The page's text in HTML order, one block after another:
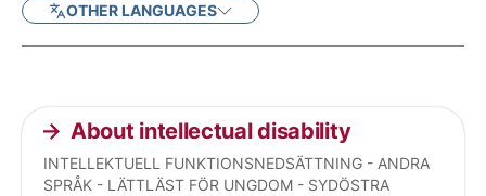
OTHER LANGUAGES
Current articles
About intellectual disability
INTELLEKTUELL FUNKTIONSNEDSÄTTNING - ANDRA
SPRÅK - LÄTTLÄST FÖR UNGDOM - SYDÖSTRA